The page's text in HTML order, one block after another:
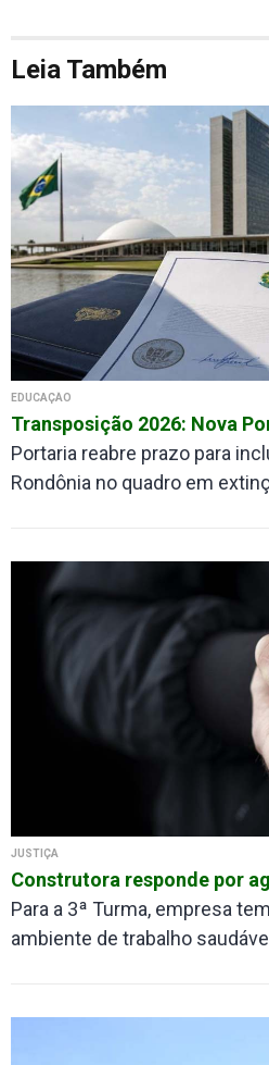
Leia Também
EDUCAÇÃO
Transposição 2026: Nova
Portaria reabre prazo para
Rondônia no quadro em
JUSTIÇA
Construtora responde por
Para a 3ª Turma, empresa
ambiente de trabalho saudável